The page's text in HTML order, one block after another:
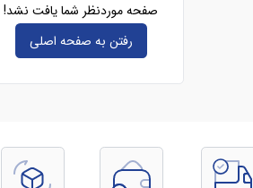
صفحه موردنظر شما یافت نشد!
رفتن به صفحه‌ اصلی